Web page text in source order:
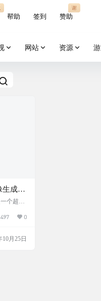
帮助 签到 赞助
谢
网站 资源
生成
用
个超酷
到它的
成图
提供的F
497 0
10月25日